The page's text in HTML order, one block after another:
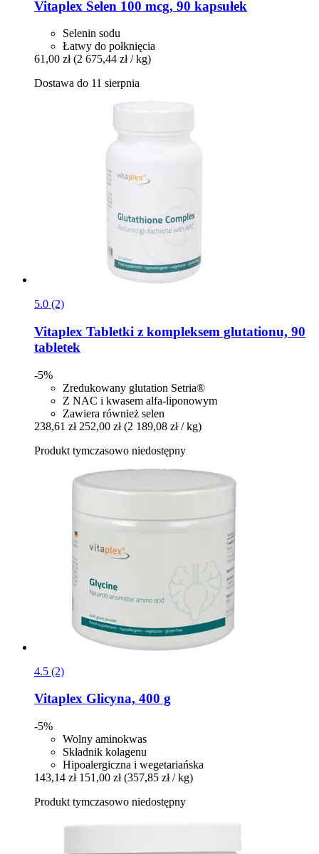
Vitaplex Selen 100 mcg, 90 kapsułek
Selenin sodu
Łatwy do połknięcia
61,00 zł (2 675,44 zł / kg)
Dostawa do 11 sierpnia
5.0 (2)
Vitaplex Tabletki z kompleksem glutationu, 90
tabletek
-5%
Zredukowany glutation Setria®
Z NAC i kwasem alfa-liponowym
Zawiera również selen
238,61 zł 252,00 zł (2 189,08 zł / kg)
Produkt tymczasowo niedostępny
4.5 (2)
Vitaplex Glicyna, 400 g
-5%
Wolny aminokwas
Składnik kolagenu
Hipoalergiczna i wegetariańska
143,14 zł 151,00 zł (357,85 zł / kg)
Produkt tymczasowo niedostępny